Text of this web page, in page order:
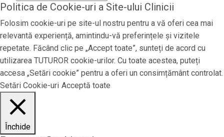
Politica de Cookie-uri a Site-ului Clinicii
Folosim cookie-uri pe site-ul nostru pentru a vă oferi cea mai
relevantă experiență, amintindu-vă preferințele și vizitele
repetate. Făcând clic pe „Accept toate”, sunteți de acord cu
utilizarea TUTUROR cookie-urilor. Cu toate acestea, puteți
accesa „Setări cookie” pentru a oferi un consimțământ controlat.
Setări Cookie-uri Acceptă toate
Închide